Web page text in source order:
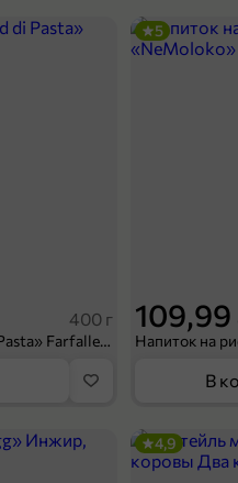
400 г
Макароны «Grand di Pasta» Farfalle, 400 г
109,99
5
В
4,9